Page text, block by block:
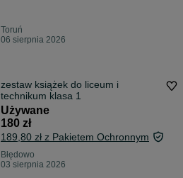
Toruń
06 sierpnia 2026
zestaw książek do liceum i
technikum klasa 1
Używane
180 zł
189,80 zł z Pakietem Ochronnym
Błędowo
03 sierpnia 2026